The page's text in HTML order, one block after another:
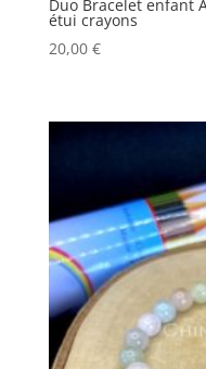
Duo Bracelet enfant
étui crayons
20,00 €